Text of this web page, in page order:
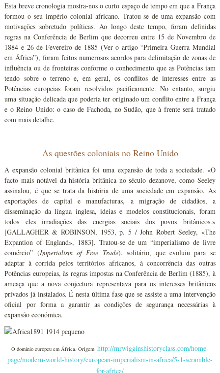
Esta breve cronologia mostra-nos o curto espaço de tempo em que a França
formou o seu império colonial africano. Tratou-se de uma expansão com
motivações sobretudo políticas. Ao longo deste tempo, foram definidas
regras na Conferência de Berlim que decorreu entre 15 de Novembro de
1884 e 26 de Fevereiro de 1885 (Ver o artigo “Primeira Guerra Mundial
em África”), foram feitos numerosos acordos para delimitação de zonas de
influência ou de fronteiras conforme o conhecimento que as Potências iam
tendo sobre o terreno e, em geral, os conflitos de interesses entre as
Potências europeias foram resolvidos pacificamente. No entanto, surgiu
uma situação delicada que poderia ter originado um conflito entre a França
e o Reino Unido: o caso de Fachoda, no Sudão, que à frente será tratado
com mais detalhe.
As questões coloniais no Reino Unido
A expansão colonial britânica foi uma expansão de toda a sociedade. «O
facto mais notável da história britânica no século dezanove, como Seeley
assinalou, é que se trata da história de uma sociedade em expansão. As
exportações de capital e manufacturas, a migração de cidadãos, a
disseminação da língua inglesa, ideias e modelos constitucionais, foram
todos eles irradiações das energias sociais dos povos britânicos.»
[GALLAGHER & ROBINSON, 1953, p. 5 / John Robert Seeley, «The
Expantion of England», 1883]. Tratou-se de um “imperialismo de livre
comércio” (Imperialism of Free Trade), solitário, que evoluiu para se
adaptar à corrida pelos territórios africanos, à concorrência das outras
Potências europeias, às regras impostas na Conferência de Berlim (1885), à
ameaça que a nova conjectura representava para os interesses britânicos
privados já instalados. É nesta última fase que se assiste a uma intervenção
oficial por forma a garantir as condições de segurança necessárias à
expansão económica.
O domínio europeu em África. Origem: http://mrwigginshistoryclass.com/home-
page/modern-world-history/european-imperialism-in-africa/5-1-scramble-
for-africa/